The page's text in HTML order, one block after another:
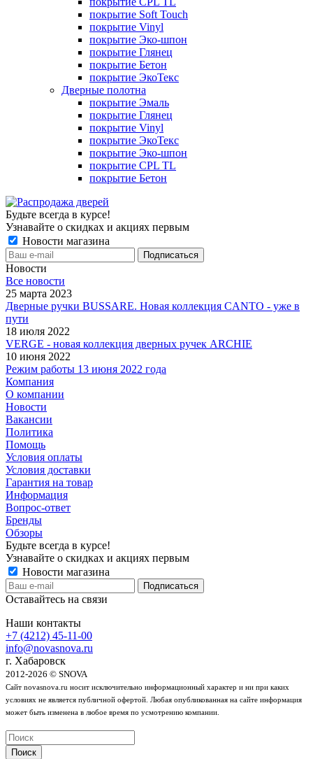
покрытие Soft Touch
покрытие Vinyl
покрытие Эко-шпон
покрытие Глянец
покрытие Бетон
покрытие ЭкоТекс
Дверные полотна
покрытие Эмаль
покрытие Глянец
покрытие Vinyl
покрытие ЭкоТекс
покрытие Эко-шпон
покрытие CPL TL
покрытие Бетон
Будьте всегда в курсе!
Узнавайте о скидках и акциях первым
Новости магазина
Новости
Все новости
25 марта 2023
Дверные ручки BUSSARE. Новая коллекция CANTO - уже в
пути
18 июля 2022
VERGE - новая коллекция дверных ручек ARCHIE
10 июня 2022
Режим работы 13 июня 2022 года
Компания
О компании
Новости
Вакансии
Политика
Помощь
Условия оплаты
Условия доставки
Гарантия на товар
Информация
Вопрос-ответ
Бренды
Обзоры
Будьте всегда в курсе!
Узнавайте о скидках и акциях первым
Новости магазина
Оставайтесь на связи
Наши контакты
+7 (4212) 45-11-00
info@novasnova.ru
г. Хабаровск
2012-2026 © SNOVA
Сайт novasnova.ru носит исключительно информационный характер и ни при каких
условиях не является публичной офертой. Любая опубликованная на сайте информация
может быть изменена в любое время по усмотрению компании.
Поиск